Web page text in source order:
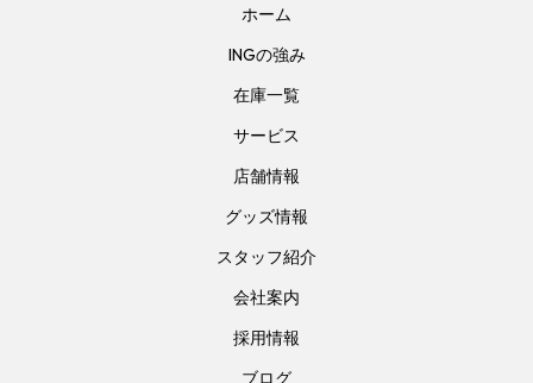
ホーム
INGの強み
在庫一覧
サービス
店舗情報
グッズ情報
スタッフ紹介
会社案内
採用情報
ブログ